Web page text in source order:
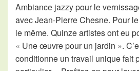
Ambiance jazzy pour le
avec Jean-Pierre Chesne. Pour
le même. Quinze artistes ont eu
« Une œuvre pour un jardin ».
conditionne un travail unique fait